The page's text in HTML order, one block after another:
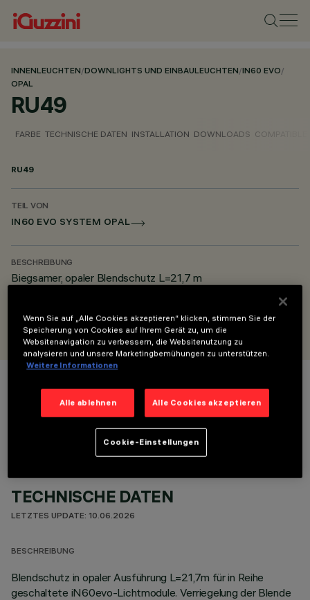
INNENLEUCHTEN/DOWNLIGHTS UND EINBAULEUCHTEN/IN60 EVO/
OPAL
RU49
FARBE TECHNISCHE DATEN INSTALLATION DOWNLOADS
RU49
TEIL VON
IN60 EVO SYSTEM OPAL
BESCHREIBUNG
Biegsamer, opaler Blendschutz L=21,7 m
ENTWORFEN VON
iGuzzini
FARBE
TECHNISCHE DATEN
LETZTES UPDATE: 10.06.2026
BESCHREIBUNG
Blendschutz in opaler Ausführung L=21,7m für in Reihe
geschaltete iN60evo-Lichtmodule. Verriegelung der Blende
Wenn Sie auf „Alle Cookies akzeptieren“ klicken, stimmen Sie der
Speicherung von Cookies auf Ihrem Gerät zu, um die
Websitenavigation zu verbessern, die Websitenutzung zu
analysieren und unsere Marketingbemühungen zu unterstützen.
Weitere Informationen
Alle ablehnen Alle Cookies akzeptieren
Cookie-Einstellungen